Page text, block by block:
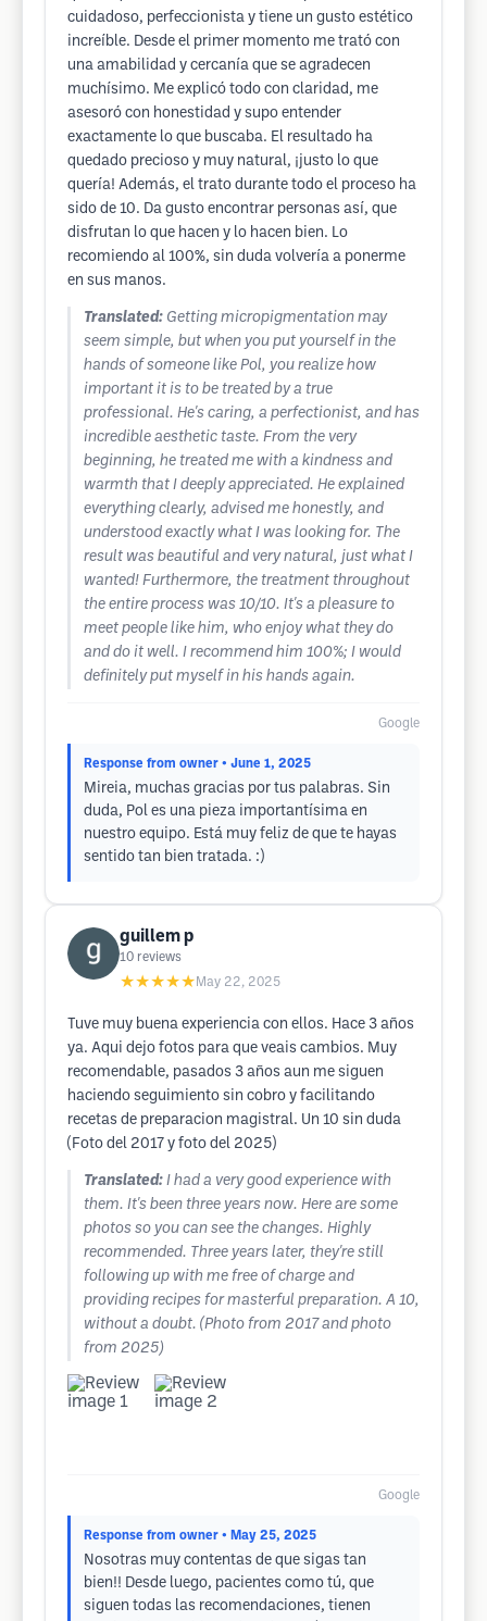
cuidadoso, perfeccionista y tiene un gusto estético
increíble. Desde el primer momento me trató con
una amabilidad y cercanía que se agradecen
muchísimo. Me explicó todo con claridad, me
asesoró con honestidad y supo entender
exactamente lo que buscaba. El resultado ha
quedado precioso y muy natural, ¡justo lo que
quería! Además, el trato durante todo el proceso ha
sido de 10. Da gusto encontrar personas así, que
disfrutan lo que hacen y lo hacen bien. Lo
recomiendo al 100%, sin duda volvería a ponerme
en sus manos.
Translated: Getting micropigmentation may
seem simple, but when you put yourself in the
hands of someone like Pol, you realize how
important it is to be treated by a true
professional. He's caring, a perfectionist, and has
incredible aesthetic taste. From the very
beginning, he treated me with a kindness and
warmth that I deeply appreciated. He explained
everything clearly, advised me honestly, and
understood exactly what I was looking for. The
result was beautiful and very natural, just what I
wanted! Furthermore, the treatment throughout
the entire process was 10/10. It's a pleasure to
meet people like him, who enjoy what they do
and do it well. I recommend him 100%; I would
definitely put myself in his hands again.
Google
Response from owner • June 1, 2025
Mireia, muchas gracias por tus palabras. Sin
duda, Pol es una pieza importantísima en
nuestro equipo. Está muy feliz de que te hayas
sentido tan bien tratada. :)
guillem p
10 reviews
★★★★★ May 22, 2025
Tuve muy buena experiencia con ellos. Hace 3 años
ya. Aqui dejo fotos para que veais cambios. Muy
recomendable, pasados 3 años aun me siguen
haciendo seguimiento sin cobro y facilitando
recetas de preparacion magistral. Un 10 sin duda
(Foto del 2017 y foto del 2025)
Translated: I had a very good experience with
them. It's been three years now. Here are some
photos so you can see the changes. Highly
recommended. Three years later, they're still
following up with me free of charge and
providing recipes for masterful preparation. A 10,
without a doubt. (Photo from 2017 and photo
from 2025)
Google
Response from owner • May 25, 2025
Nosotras muy contentas de que sigas tan
bien!! Desde luego, pacientes como tú, que
siguen todas las recomendaciones, tienen